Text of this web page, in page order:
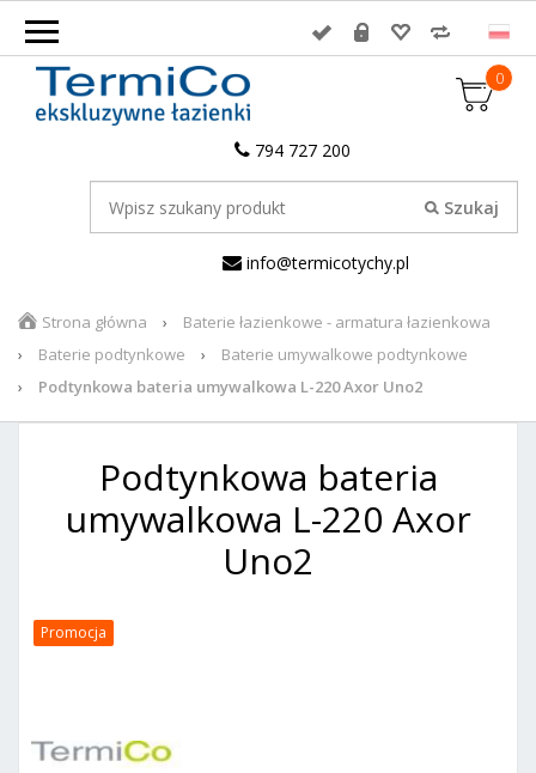
0
794 727 200
info@termicotychy.pl
Strona główna
Baterie łazienkowe - armatura łazienkowa
Baterie podtynkowe
Baterie umywalkowe podtynkowe
Podtynkowa bateria umywalkowa L-220 Axor Uno2
Podtynkowa bateria
umywalkowa L-220 Axor
Uno2
Promocja